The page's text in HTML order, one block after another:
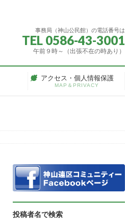
事務局（神山公民館）の電話番号は
TEL 0586-43-3001
午前９時～（出張不在の時あり）
アクセス・個人情報保護
MAP＆PRIVACY
投稿者名で検索